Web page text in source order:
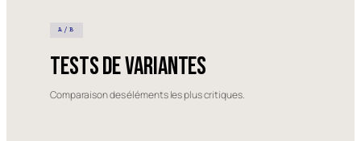
A/B
Tests de variantes
Comparaison des éléments les plus critiques.